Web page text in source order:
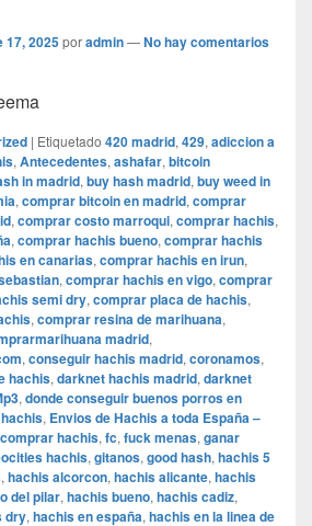
17, 2025poradmin—No hay comentarios
| Etiquetado 420 madrid, 429, adiccion a
, Antecedentes, ashafar, bitcoin
in madrid, buy hash madrid, buy weed in
, comprar bitcoin en madrid, comprar
, comprar costo marroqui, comprar hachis,
, comprar hachis bueno, comprar hachis
en canarias, comprar hachis en irun,
, comprar hachis en vigo, comprar
semi dry, comprar placa de hachis,
, comprar resina de marihuana,
madrid,
, conseguir hachis madrid, coronamos,
hachis, darknet hachis madrid, darknet
, donde conseguir buenos porros en
, Envios de Hachis a toda España –
hachis, fc, fuck menas, ganar
hachis, gitanos, good hash, hachis 5
, hachis alcorcon, hachis alicante, hachis
del pilar, hachis bueno, hachis cadiz,
dry, hachis en españa, hachis en la linea de